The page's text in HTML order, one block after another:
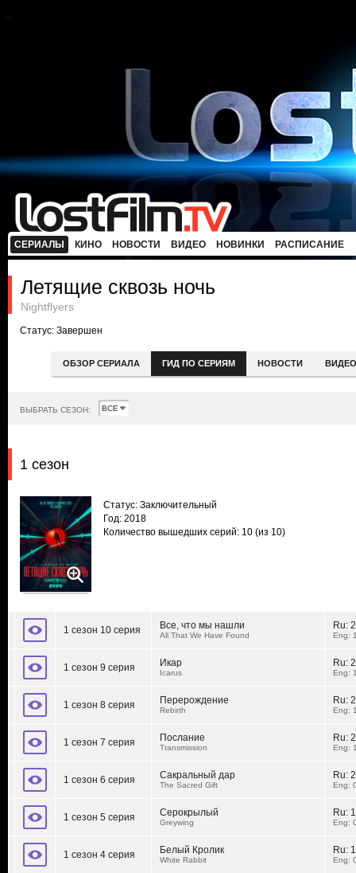
СЕРИАЛЫ КИНО НОВОСТИ ВИДЕО НОВИНКИ РАСПИСАНИЕ
Летящие сквозь ночь
Nightflyers
Статус: Завершен
ОБЗОР СЕРИАЛА ГИД ПО СЕРИЯМ НОВОСТИ ВИДЕО
ВЫБРАТЬ СЕЗОН:
1 сезон
Статус: Заключительный
Год: 2018
Количество вышедших серий: 10 (из 10)
1 сезон 10 серия Все, что мы нашли
All That We Have Found
Ru:
Eng:
1 сезон 9 серия Икар
Icarus
Ru:
Eng:
1 сезон 8 серия Перерождение
Rebirth
Ru:
Eng:
1 сезон 7 серия Послание
Transmission
Ru:
Eng:
1 сезон 6 серия Сакральный дар
The Sacred Gift
Ru:
Eng:
1 сезон 5 серия Серокрылый
Greywing
Ru:
Eng:
1 сезон 4 серия Белый Кролик
White Rabbit
Ru:
Eng: